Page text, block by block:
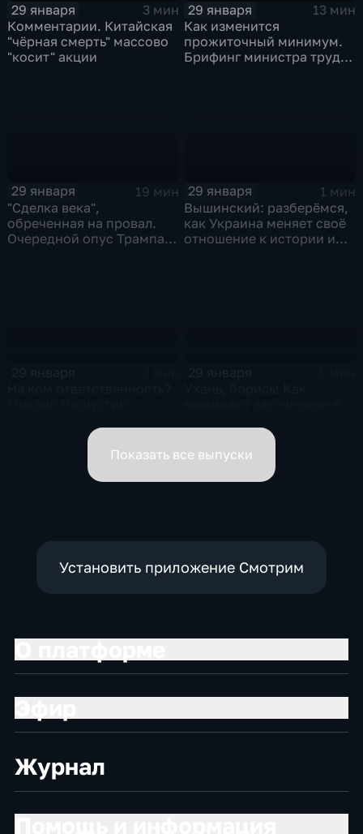
29 января
3 мин
Комментарии. Китайская
"чёрная смерть" массово
"косит" акции
29 января
13 мин
Как изменится
прожиточный минимум.
Брифинг министра труда
29 января
19 мин
"Сделка века",
обреченная на провал.
Очередной опус Трампа.
29 января
1 мин
Вышинский: разберёмся,
как Украина меняет своё
отношение к истории и
вице-премьеров
Показать все выпуски
Установить приложение Смотрим
Журнал